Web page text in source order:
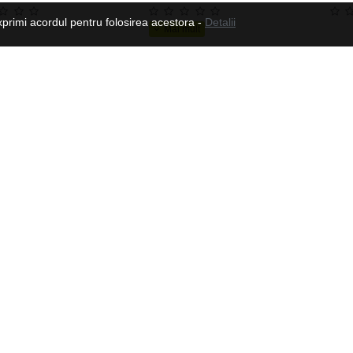
acordul pentru folosirea acestora - Detalii